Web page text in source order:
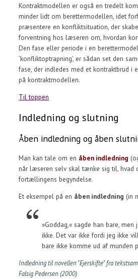
Kontraktmodellen er også en tredelt
minder lidt om berettermodellen, idet
præsentere en konfliktsituation, der
forventning hos læseren om, hvordan
Den fase eller periode i en
’konfliktoptrapning’, er sådan set den
fase, der indledes med et kontraktbrud i
på kontraktmodellen.
Til toppen
Indledning og slutning
Åben indledning og åben
Man kan tale om en åben indledning
når læseren selv skal tænke sig til, hvad
fortællingens begyndelse.
Et eksempel på en åben indledning (in
Goddag, sagde han bare, men
ikke. Det var ikke fordi jeg ikke
bare ikke komme ud af munden
Indledning til novellen "Ejerskifte" fra
Falsig Pedersen (2000)